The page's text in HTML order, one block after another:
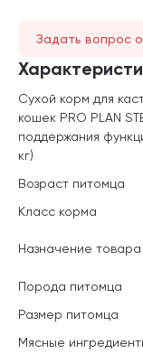
Задать вопрос
Сухой корм для
кошек PRO PLAN
поддержания
кг)
Возраст питомца
Класс корма
Назначение товара
Порода питомца
Размер питомца
Мясные